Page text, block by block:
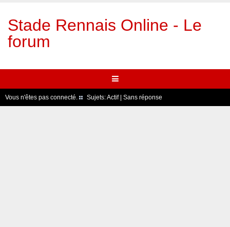
Stade Rennais Online - Le
forum
Vous n'êtes pas connecté. Sujets:Actif| Sans réponse